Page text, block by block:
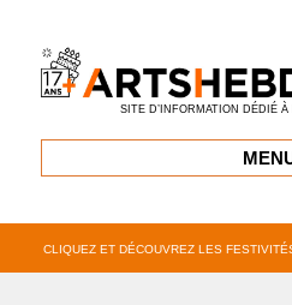
SITE D’INFORMATION DÉDIÉ À
CLIQUEZ ET DÉCOUVREZ LES